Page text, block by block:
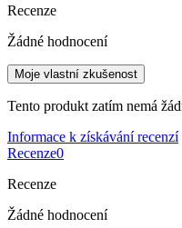
Recenze
Žádné hodnocení
Moje vlastní zkušenost
Tento produkt zatím nemá
Informace k získávání recenzí
Recenze0
Recenze
Žádné hodnocení